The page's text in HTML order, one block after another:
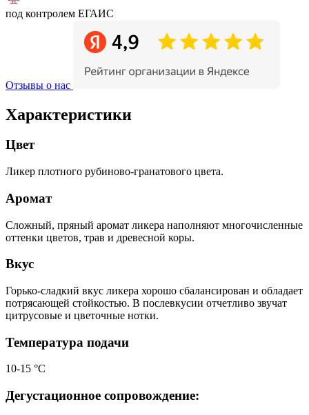
под контролем ЕГАИС
Отзывы о нас
Характеристики
Цвет
Ликер плотного рубиново-гранатового цвета.
Аромат
Сложный, пряный аромат ликера наполняют многочисленные
оттенки цветов, трав и древесной коры.
Вкус
Горько-сладкий вкус ликера хорошо сбалансирован и обладает
потрясающей стойкостью. В послевкусии отчетливо звучат
цитрусовые и цветочные нотки.
Температура подачи
10-15 °С
Дегустационное сопровождение: